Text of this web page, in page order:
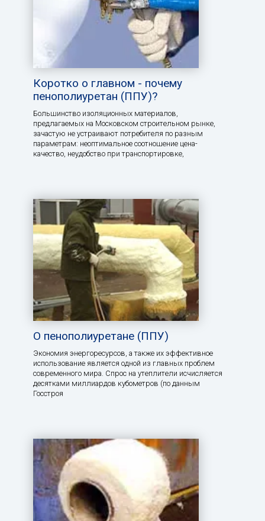
Коротко о главном - почему
пенополиуретан (ППУ)?
Большинство изоляционных материалов,
предлагаемых на Московском строительном рынке,
зачастую не устраивают потребителя по разным
параметрам: неоптимальное соотношение цена-
качество, неудобство при транспортировке,
О пенополиуретане (ППУ)
Экономия энергоресурсов, а также их эффективное
использование является одной из главных проблем
современного мира. Спрос на утеплители исчисляется
десятками миллиардов кубометров (по данным
Госстроя